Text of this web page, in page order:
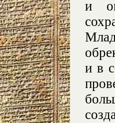
и
и в